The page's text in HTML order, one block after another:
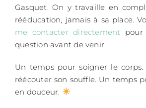
Gasquet. On y travaille en
rééducation, jamais à sa place.
me contacter directement
question avant de venir.
Un temps pour soigner le
réécouter son souffle. Un temps
en douceur.